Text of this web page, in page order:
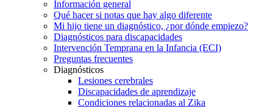
Información general
Qué hacer si notas que hay algo diferente
Mi hijo tiene un diagnóstico, ¿por dónde empiezo?
Diagnósticos para discapacidades
Intervención Temprana en la Infancia (ECI)
Preguntas frecuentes
Diagnósticos
Lesiones cerebrales
Discapacidades de aprendizaje
Condiciones relacionadas al Zika